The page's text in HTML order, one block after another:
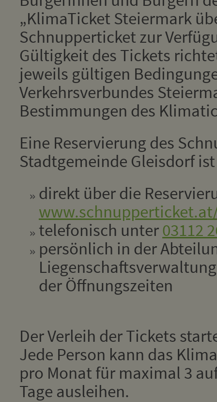
„KlimaTicket Steiermark
Schnupperticket zur
Gültigkeit des Tickets
jeweils gültigen
Verkehrsverbundes
Bestimmungen des
Eine Reservierung des
Stadtgemeinde Gleisdorf
direkt über die
telefonisch unter03112
persönlich in der
der Öffnungszeiten
Der Verleih der Tickets
Jede Person kann das
pro Monat für maximal 3
Tage ausleihen.